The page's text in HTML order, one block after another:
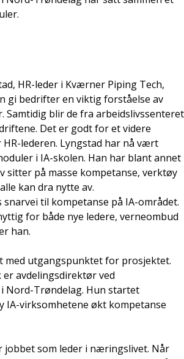
HR-leder i Kværner Piping Tech,
gi bedrifter en viktig forståelse av
Samtidig blir de fra arbeidslivssenteret
Det er godt for et videre
lederen. Lyngstad har nå vært
i IA-skolen. Han har blant annet
sitter på masse kompetanse, verktøy
kan dra nytte av.
snarvei til kompetanse på IA-området.
for både nye ledere, verneombud
han.
med utgangspunktet for prosjektet.
er avdelingsdirektør ved
Nord-Trøndelag. Hun startet
IA-virksomhetene økt kompetanse
jobbet som leder i næringslivet. Når